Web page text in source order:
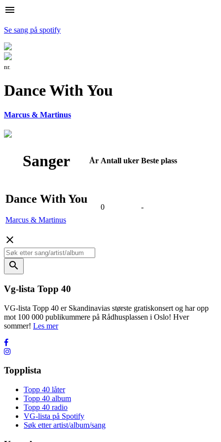
menu
Se sang på spotify
nr.
Dance With You
Marcus & Martinus
Sanger År Antall uker Beste plass
Dance With You
Marcus & Martinus
0 -
close
search
Vg-lista Topp 40
VG-lista Topp 40 er Skandinavias største gratiskonsert og har opp
mot 100 000 publikummere på Rådhusplassen i Oslo! Hver
sommer! Les mer
Topplista
Topp 40 låter
Topp 40 album
Topp 40 radio
VG-lista på Spotify
Søk etter artist/album/sang